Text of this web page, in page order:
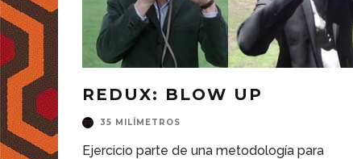
REDUX: BLOW UP
35 MILÍMETROS
Ejercicio parte de una metodología para